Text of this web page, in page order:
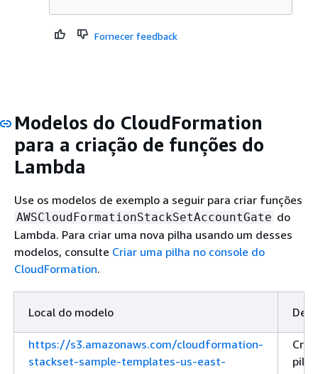
Fornecer feedback
Modelos do CloudFormation
para a criação de funções do
Lambda
Use os modelos de exemplo a seguir para criar funções
AWSCloudFormationStackSetAccountGate do
Lambda. Para criar uma nova pilha usando um desses
modelos, consulte Criar uma pilha no console do
CloudFormation.
Local do modelo
https://s3.amazonaws.com/cloudformation-
stackset-sample-templates-us-east-
Cria